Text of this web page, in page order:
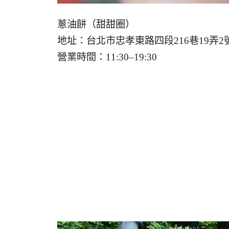
蔥油餅（甜甜圈）
地址：台北市忠孝東路四段216巷19弄2
營業時間：11:30–19:30